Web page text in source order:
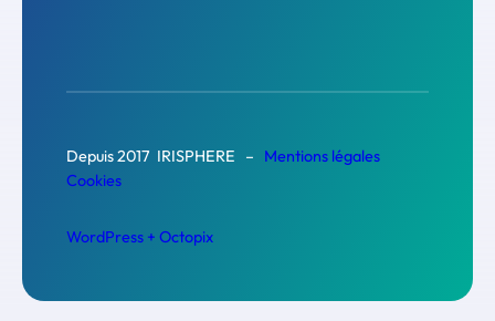
Depuis 2017 IRISPHERE – Mentions légales
Cookies
WordPress + Octopix